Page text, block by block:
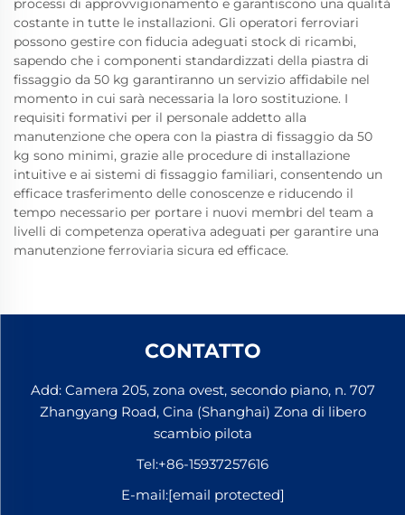
processi di approvvigionamento e garantiscono una qualità
costante in tutte le installazioni. Gli operatori ferroviari
possono gestire con fiducia adeguati stock di ricambi,
sapendo che i componenti standardizzati della piastra di
fissaggio da 50 kg garantiranno un servizio affidabile nel
momento in cui sarà necessaria la loro sostituzione. I
requisiti formativi per il personale addetto alla
manutenzione che opera con la piastra di fissaggio da 50
kg sono minimi, grazie alle procedure di installazione
intuitive e ai sistemi di fissaggio familiari, consentendo un
efficace trasferimento delle conoscenze e riducendo il
tempo necessario per portare i nuovi membri del team a
livelli di competenza operativa adeguati per garantire una
manutenzione ferroviaria sicura ed efficace.
CONTATTO
Add: Camera 205, zona ovest, secondo piano, n. 707
Zhangyang Road, Cina (Shanghai) Zona di libero
scambio pilota
Tel:+86-15937257616
E-mail:[email protected]